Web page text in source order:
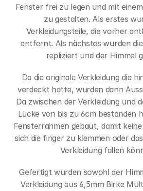
Fenster frei zu legen und mit
zu gestalten. Als erstes
Verkleidungsteile, die vorher
entfernt. Als nächstes wurden
repliziert und der Himmel
Da die originale Verkleidung die
verdeckt hatte, wurden dann
Da zwischen der Verkleidung und
Lücke von bis zu 6cm bestanden
Fensterrahmen gebaut, damit
sich die finger zu klemmen oder
Verkleidung fallen
Gefertigt wurden sowohl der
Verkleidung aus 6,5mm Birke